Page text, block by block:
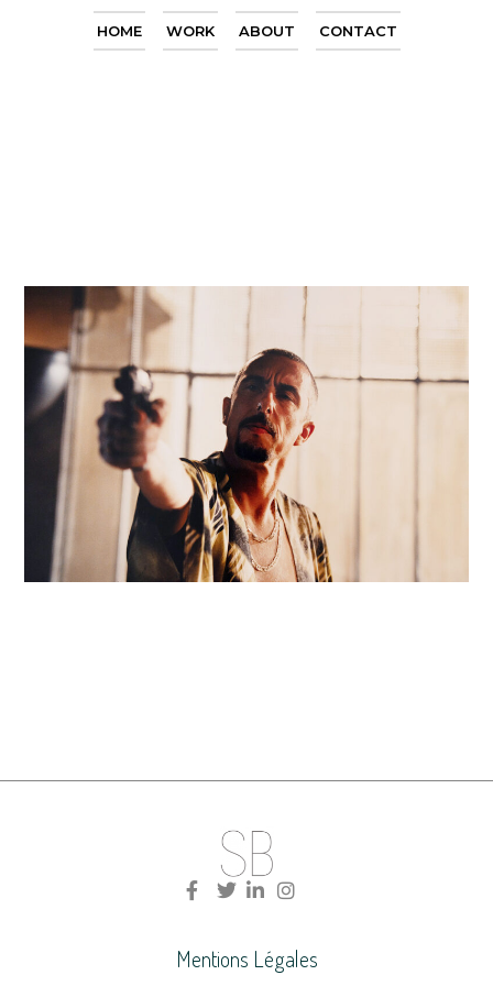
HOME WORK ABOUT CONTACT
Mentions Légales